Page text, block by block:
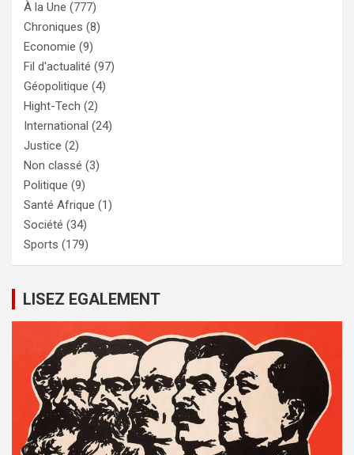
À la Une (777)
Chroniques (8)
Economie (9)
Fil d'actualité (97)
Géopolitique (4)
Hight-Tech (2)
International (24)
Justice (2)
Non classé (3)
Politique (9)
Santé Afrique (1)
Société (34)
Sports (179)
LISEZ EGALEMENT